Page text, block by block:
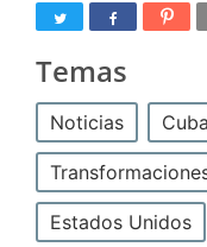
Temas
Noticias Cuba
Estados Unidos